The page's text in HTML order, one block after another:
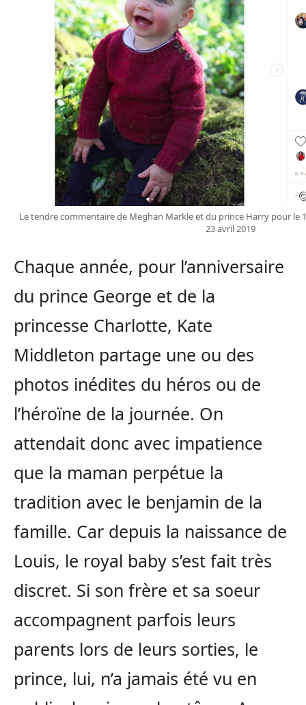
Le tendre commentaire de Meghan Markle et du prince Harry pour le
23 avril 2019
Chaque année, pour l’anniversaire
du prince George et de la
princesse Charlotte, Kate
Middleton partage une ou des
photos inédites du héros ou de
l’héroïne de la journée. On
attendait donc avec impatience
que la maman perpétue la
tradition avec le benjamin de la
famille. Car depuis la naissance de
Louis, le royal baby s’est fait très
discret. Si son frère et sa soeur
accompagnent parfois leurs
parents lors de leurs sorties, le
prince, lui, n’a jamais été vu en